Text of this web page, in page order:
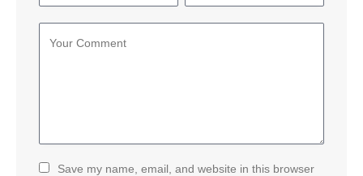
Save my name, email, and website in this browser